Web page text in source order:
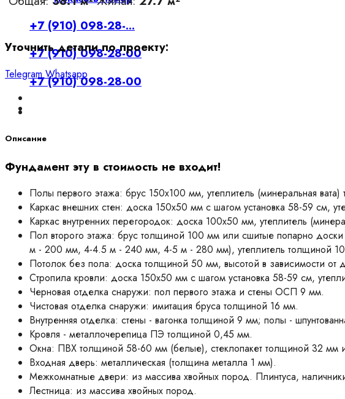
+7 (910) 098-28-...
+7 (910) 098-28-00
+7 (910) 098-28-00
Уточнить детали по проекту:
Telegram Whatsapp
Описание
Фундамент эту в стоимость не входит!
Полы первого этажа: брус 150х100 мм, утеплитель (минеральная
Каркас внешних стен: доска 150х50 мм с шагом установка 58-59 см,
Каркас внутренних перегородок: доска 100х50 мм, утеплитель
Пол второго этажа: брус толщиной 100 мм или сшитые попарно
м - 200 мм, 4-4.5 м - 240 мм, 4-5 м - 280 мм), утеплитель толщиной
Потолок без пола: доска толщиной 50 мм, высотой в зависимости от
Стропила кровли: доска 150х50 мм с шагом установка 58-59 см,
Черновая отделка снаружи: пол первого этажа и стены ОСП 9 мм.
Чистовая отделка снаружи: имитация бруса толщиной 16 мм.
Внутренняя отделка: стены - вагонка толщиной 9 мм; полы -
Кровля - металлочерепица ПЭ толщиной 0,45 мм.
Окна: ПВХ толщиной 58-60 мм (белые), стеклопакет толщиной 32 мм
Входная дверь: металлическая (толщина металла 1 мм).
Межкомнатные двери: из массива хвойных пород. Плинтуса,
Лестница: из массива хвойных пород.